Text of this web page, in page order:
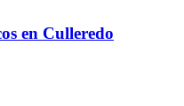
en Culleredo